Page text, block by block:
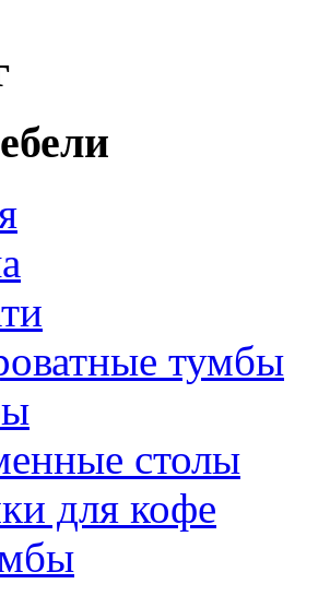
тумбы
столы
для кофе